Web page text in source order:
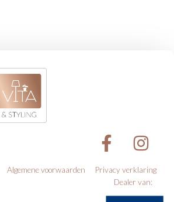
Algemene voorwaarden
Privacy verklaring
Dealer van: